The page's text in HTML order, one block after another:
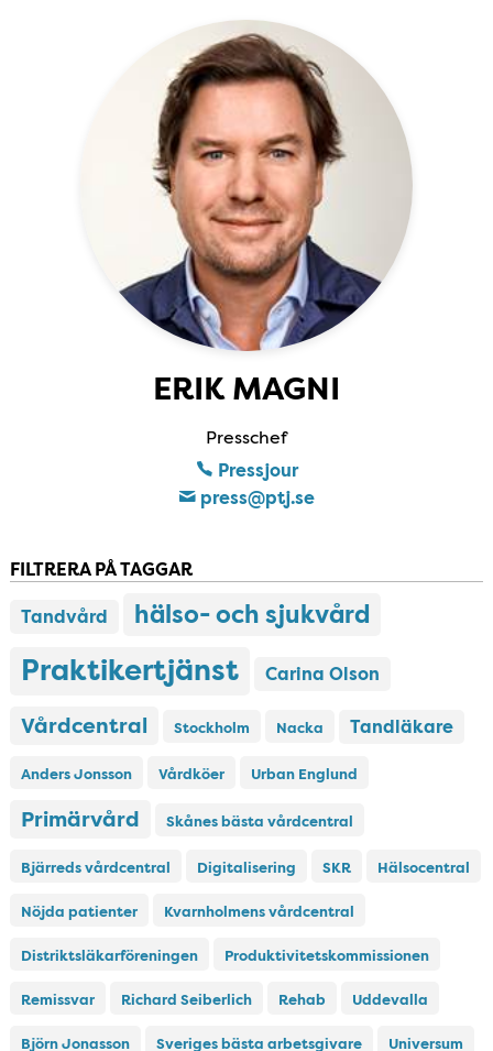
ERIK MAGNI
Presschef
Pressjour
press​@ptj​.se
FILTRERA PÅ TAGGAR
Tandvård hälso- och sjukvård
Praktikertjänst Carina Olson
Vårdcentral Stockholm Nacka Tandläkare
Anders Jonsson Vårdköer Urban Englund
Primärvård Skånes bästa vårdcentral
Bjärreds vårdcentral Digitalisering SKR Hälsocentral
Nöjda patienter Kvarnholmens vårdcentral
Distriktsläkarföreningen Produktivitetskommissionen
Remissvar Richard Seiberlich Rehab Uddevalla
Björn Jonasson Sveriges bästa arbetsgivare Universum